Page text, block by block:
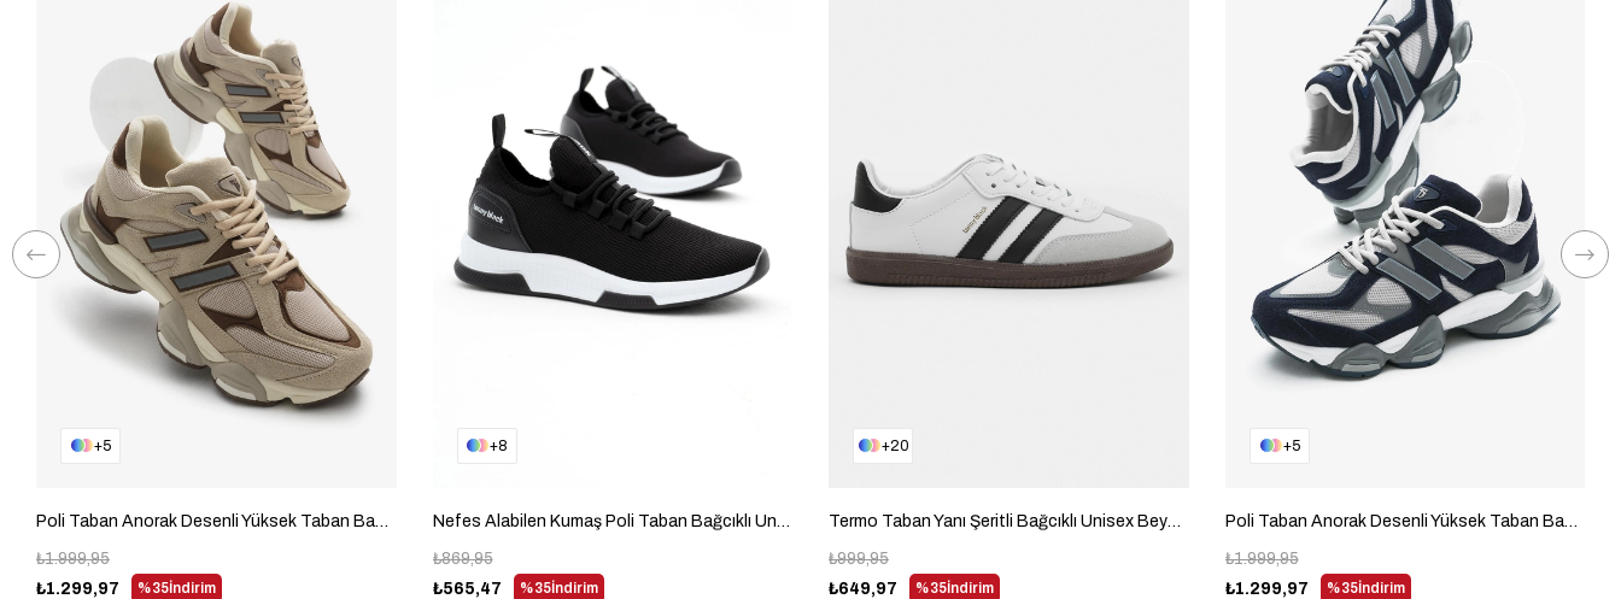
5
Poli Taban Anorak Desenli Yüksek Taban Bağcıklı Unisex Bej Spor Ayakkabı TBA9060
%35İndirim
₺1.299,97
₺1.999,95
8
Nefes Alabilen Kumaş Poli Taban Bağcıklı Unisex Siyah Beyaz Spor Ayakkabı V2QNT-0
%35İndirim
₺565,47
₺869,95
20
Termo Taban Yanı Şeritli Bağcıklı Unisex Beyaz Siyah Spor Ayakkabı TBZER020
%35İndirim
₺649,97
₺999,95
5
Poli Taban Anorak Desenli Yüksek Taban Bağcıklı Unisex Lacivert Spor Ayakkabı TBA9060
%35İndirim
₺1.299,97
₺1.999,95